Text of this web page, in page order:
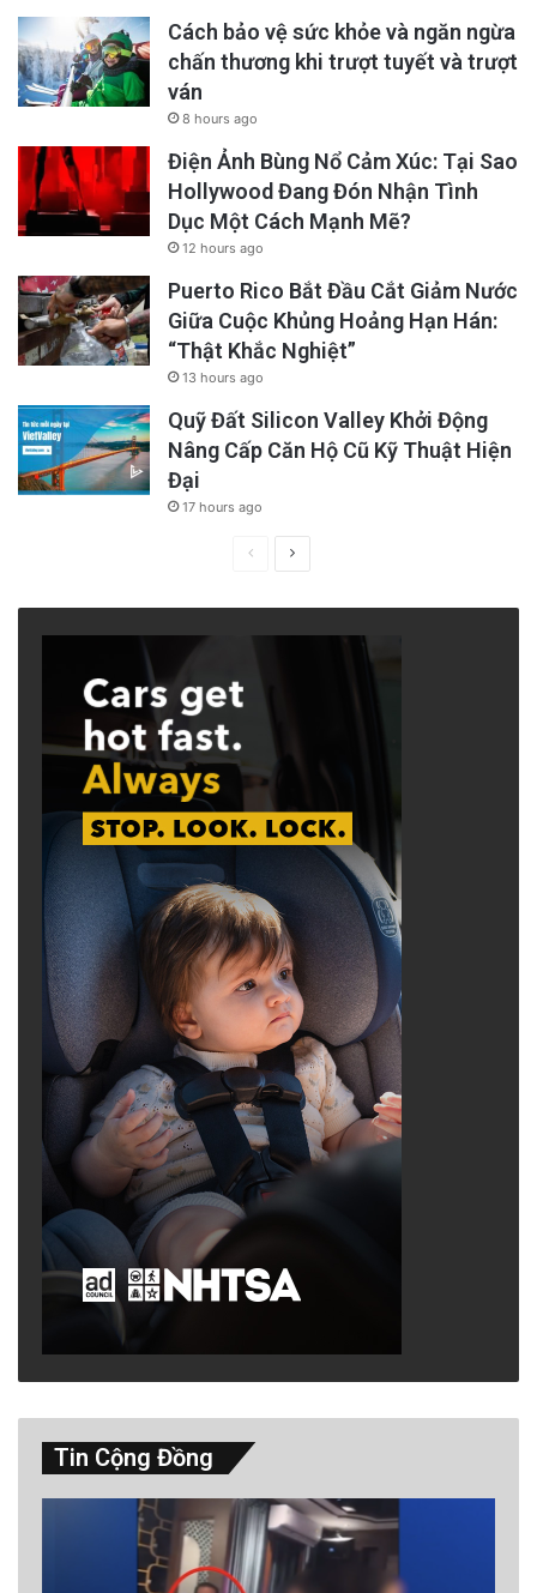
Cách bảo vệ sức khỏe và ngăn ngừa
chấn thương khi trượt tuyết và trượt
ván
8 hours ago
Điện Ảnh Bùng Nổ Cảm Xúc: Tại Sao
Hollywood Đang Đón Nhận Tình
Dục Một Cách Mạnh Mẽ?
12 hours ago
Puerto Rico Bắt Đầu Cắt Giảm Nước
Giữa Cuộc Khủng Hoảng Hạn Hán:
“Thật Khắc Nghiệt”
13 hours ago
Quỹ Đất Silicon Valley Khởi Động
Nâng Cấp Căn Hộ Cũ Kỹ Thuật Hiện
Đại
17 hours ago
PreviousNext
Tin Cộng Đồng